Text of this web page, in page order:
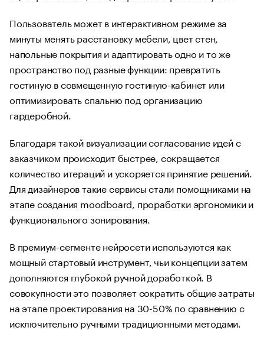
Пользователь может в интерактивном режиме за
минуты менять расстановку мебели, цвет стен,
напольные покрытия и адаптировать одно и то же
пространство под разные функции: превратить
гостиную в совмещенную гостиную-кабинет или
оптимизировать спальню под организацию
гардеробной.
Благодаря такой визуализации согласование идей с
заказчиком происходит быстрее, сокращается
количество итераций и ускоряется принятие решений.
Для дизайнеров такие сервисы стали помощниками на
этапе создания moodboard, проработки эргономики и
функционального зонирования.
В премиум-сегменте нейросети используются как
мощный стартовый инструмент, чьи концепции затем
дополняются глубокой ручной доработкой. В
совокупности это позволяет сократить общие затраты
на этапе проектирования на 30-50% по сравнению с
исключительно ручными традиционными методами.